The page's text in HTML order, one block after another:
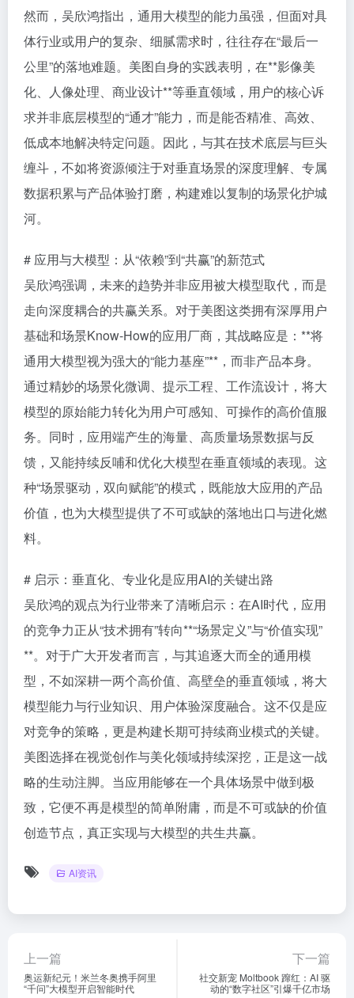
然而，吴欣鸿指出，通用大模型的能力虽强，但面对具
体行业或用户的复杂、细腻需求时，往往存在“最后一
公里”的落地难题。美图自身的实践表明，在**影像美
化、人像处理、商业设计**等垂直领域，用户的核心诉
求并非底层模型的“通才”能力，而是能否精准、高效、
低成本地解决特定问题。因此，与其在技术底层与巨头
缠斗，不如将资源倾注于对垂直场景的深度理解、专属
数据积累与产品体验打磨，构建难以复制的场景化护城
河。
# 应用与大模型：从“依赖”到“共赢”的新范式
吴欣鸿强调，未来的趋势并非应用被大模型取代，而是
走向深度耦合的共赢关系。对于美图这类拥有深厚用户
基础和场景Know-How的应用厂商，其战略应是：**将
通用大模型视为强大的“能力基座”**，而非产品本身。
通过精妙的场景化微调、提示工程、工作流设计，将大
模型的原始能力转化为用户可感知、可操作的高价值服
务。同时，应用端产生的海量、高质量场景数据与反
馈，又能持续反哺和优化大模型在垂直领域的表现。这
种“场景驱动，双向赋能”的模式，既能放大应用的产品
价值，也为大模型提供了不可或缺的落地出口与进化燃
料。
# 启示：垂直化、专业化是应用AI的关键出路
吴欣鸿的观点为行业带来了清晰启示：在AI时代，应用
的竞争力正从“技术拥有”转向**“场景定义”与“价值实现”
**。对于广大开发者而言，与其追逐大而全的通用模
型，不如深耕一两个高价值、高壁垒的垂直领域，将大
模型能力与行业知识、用户体验深度融合。这不仅是应
对竞争的策略，更是构建长期可持续商业模式的关键。
美图选择在视觉创作与美化领域持续深挖，正是这一战
略的生动注脚。当应用能够在一个具体场景中做到极
致，它便不再是模型的简单附庸，而是不可或缺的价值
创造节点，真正实现与大模型的共生共赢。
AI资讯
上一篇
奥运新纪元！米兰冬奥携手阿里
“千问”大模型开启智能时代
下一篇
社交新宠 Moltbook 蹿红：AI 驱
动的“数字社区”引爆千亿市场